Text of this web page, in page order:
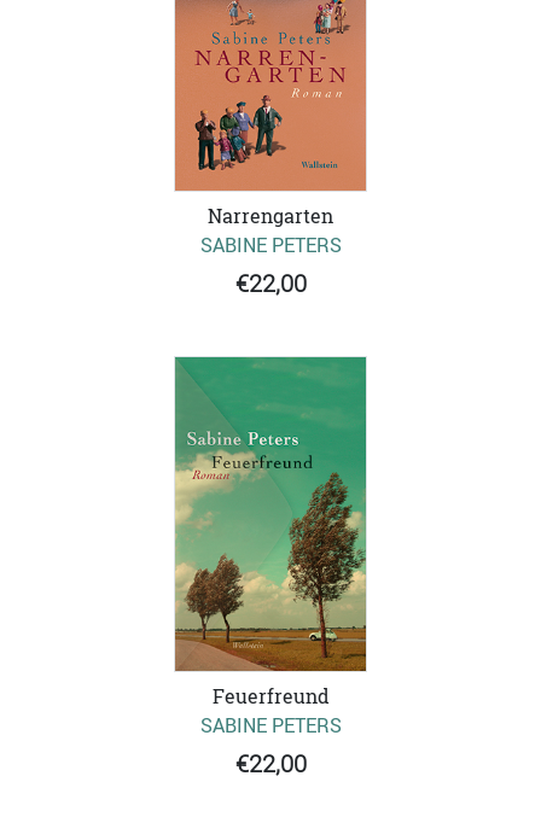
Narrengarten
SABINE PETERS
€22,00
Feuerfreund
SABINE PETERS
€22,00